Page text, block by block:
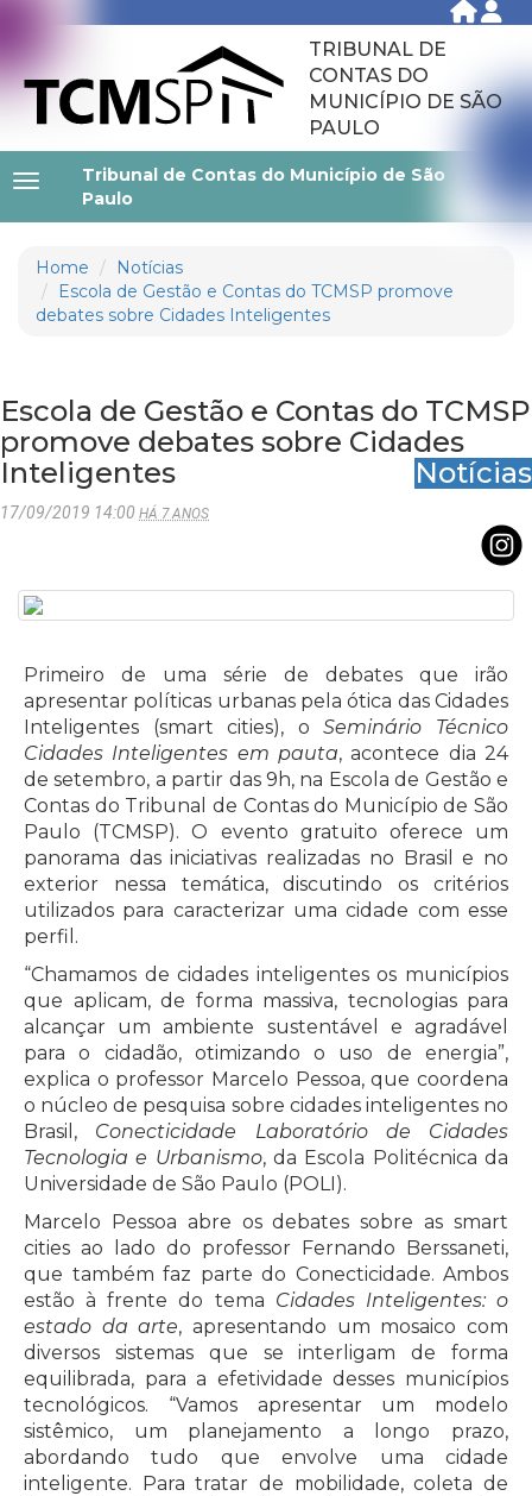
TRIBUNAL DE
CONTAS DO
MUNICÍPIO DE SÃO
PAULO
Tribunal de Contas do Município de São
Paulo
Home
Notícias
Escola de Gestão e Contas do TCMSP promove
debates sobre Cidades Inteligentes
Escola de Gestão e Contas do TCMSP
promove debates sobre Cidades
Inteligentes
Notícias
17/09/2019 14:00 HÁ 7 ANOS
Primeiro de uma série de debates que irão
apresentar políticas urbanas pela ótica das Cidades
Inteligentes (smart cities), oSeminário Técnico
Cidades Inteligentes em pauta, acontece dia 24
de setembro, a partir das 9h, na Escola de Gestão e
Contas do Tribunal de Contas do Município de São
Paulo (TCMSP). O evento gratuito oferece um
panorama das iniciativas realizadas no Brasil e no
exterior nessa temática, discutindo os critérios
utilizados para caracterizar uma cidade com esse
perfil.
“Chamamos de cidades inteligentes os municípios
que aplicam, de forma massiva, tecnologias para
alcançar um ambiente sustentável e agradável
para o cidadão, otimizando o uso de energia”,
explica o professor Marcelo Pessoa, que coordena
o núcleo de pesquisa sobre cidades inteligentes no
Brasil, Conecticidade Laboratório de Cidades
Tecnologia e Urbanismo, da Escola Politécnica da
Universidade de São Paulo (POLI).
Marcelo Pessoa abre os debates sobre as smart
cities ao lado do professor Fernando Berssaneti,
que também faz parte do Conecticidade. Ambos
estão à frente do tema Cidades Inteligentes: o
estado da arte, apresentando um mosaico com
diversos sistemas que se interligam de forma
equilibrada, para a efetividade desses municípios
tecnológicos. “Vamos apresentar um modelo
sistêmico, um planejamento a longo prazo,
abordando tudo que envolve uma cidade
inteligente. Para tratar de mobilidade, coleta de